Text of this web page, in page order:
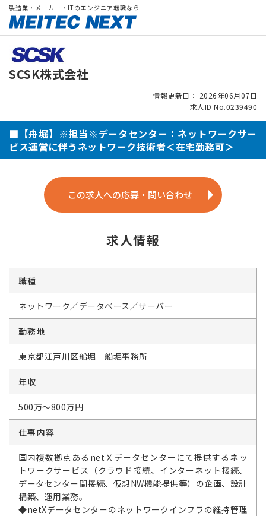
製造業・メーカー・ITのエンジニア転職なら
SCSK株式会社
情報更新日： 2026年06月07日
求人ID No.0239490
■【舟堀】※担当※データセンター：ネットワークサー
ビス運営に伴うネットワーク技術者＜在宅勤務可＞
この求人への応募・問い合わせ
求人情報
職種
ネットワーク／データベース／サーバー
勤務地
東京都江戸川区船堀 船堀事務所
年収
500万～800万円
仕事内容
国内複数拠点あるnetＸデータセンターにて提供するネッ
トワークサービス（クラウド接続、インターネット接続、
データセンター間接続、仮想NW機能提供等）の企画、設計
構築、運用業務。
◆netXデータセンターのネットワークインフラの維持管理